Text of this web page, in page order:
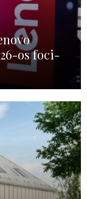
os foci-